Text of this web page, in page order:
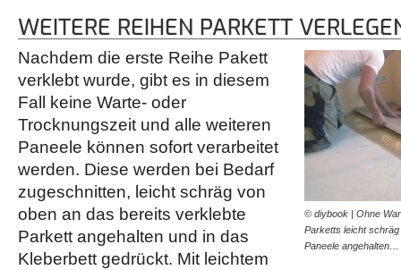
WEITERE REIHEN PARKETT
© diybook | Ohne
Parketts leicht
Paneele angehalten…
Nachdem die erste Reihe Pakett
verklebt wurde, gibt es in diesem
Fall keine Warte- oder
Trocknungszeit und alle weiteren
Paneele können sofort verarbeitet
werden. Diese werden bei Bedarf
zugeschnitten, leicht schräg von
oben an das bereits verklebte
Parkett angehalten und in das
Kleberbett gedrückt. Mit leichtem